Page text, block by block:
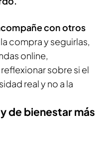
con otros
compra y seguirlas,
online,
sobre si el
real y no a la
de bienestar más